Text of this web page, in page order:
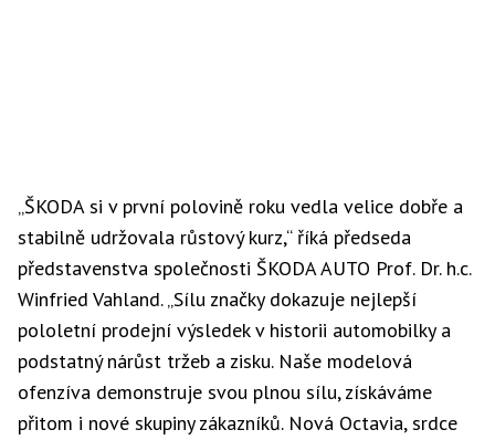
„ŠKODA si v první polovině roku vedla velice dobře a
stabilně udržovala růstový kurz,“ říká předseda
představenstva společnosti ŠKODA AUTO Prof. Dr. h.c.
Winfried Vahland. „Sílu značky dokazuje nejlepší
pololetní prodejní výsledek v historii automobilky a
podstatný nárůst tržeb a zisku. Naše modelová
ofenzíva demonstruje svou plnou sílu, získáváme
přitom i nové skupiny zákazníků. Nová Octavia, srdce